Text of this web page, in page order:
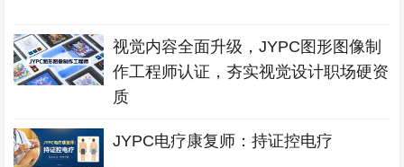
视觉内容全面升级，JYPC图形图像制
作工程师认证，夯实视觉设计职场硬资
质
JYPC电疗康复师：持证控电疗